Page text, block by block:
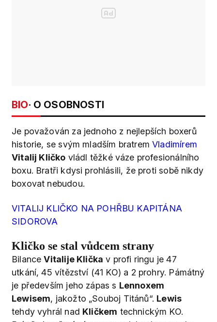
BIO· O OSOBNOSTI
Je považován za jednoho z nejlepších boxerů
historie, se svým mladším bratremVladimírem
Vitalij Kličko vládl těžké váze profesionálního
boxu. Bratři kdysi prohlásili, že proti sobě nikdy
boxovat nebudou.
VITALIJ KLIČKO NA POHŘBU KAPITÁNA
SIDOROVA
Kličko se stal vůdcem strany
BilanceVitalije Klička v profi ringu je 47
utkání, 45 vítězství (41 KO) a 2 prohry. Pámátný
je především jeho zápas s Lennoxem
Lewisem, jakožto „Souboj Titánů“. Lewis
tehdy vyhrál nad Kličkem technickým KO.